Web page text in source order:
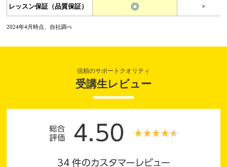
レッスン保証（品質保証） ◎ ×
2024年4月時点、自社調べ
信頼のサポートクオリティ
受講生レビュー